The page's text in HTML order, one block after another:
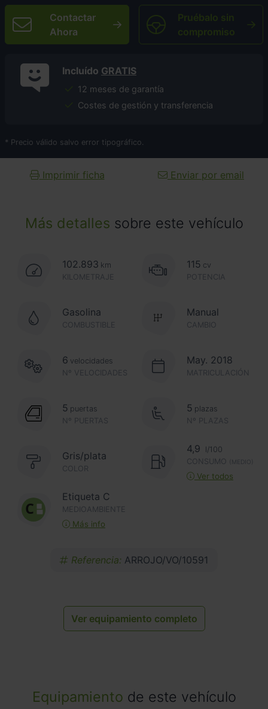
Más detalles sobre este vehículo
102.893 km
KILOMETRAJE
115 cv
POTENCIA
Gasolina
COMBUSTIBLE CAMBIO
Manual
Nº VELOCIDADES
6 velocidades May. 2018
MATRICULACIÓN
Nº PUERTAS
5 puertas
Nº PLAZAS
5 plazas
Gris/plata
COLOR
4,9
l/100
CONSUMO
(MEDIO)
Ver todos
Etiqueta C
MEDIOAMBIENTE
Más info
Referencia: ARROJO/VO/10591
Ver equipamiento completo
Contactar
Ahora
Pruébalo sin
compromiso
Incluído GRATIS
12 meses de garantía
Costes de gestión y transferencia
* Precio válido salvo error tipográfico.
Imprimir ficha Enviar por email
Equipamiento de este vehículo